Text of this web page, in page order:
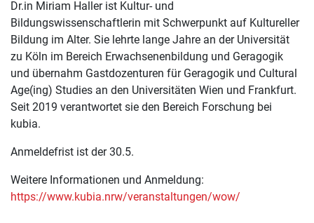
Dr.in Miriam Haller ist Kultur- und
Bildungswissenschaftlerin mit Schwerpunkt auf Kultureller
Bildung im Alter. Sie lehrte lange Jahre an der Universität
zu Köln im Bereich Erwachsenenbildung und Geragogik
und übernahm Gastdozenturen für Geragogik und Cultural
Age(ing) Studies an den Universitäten Wien und Frankfurt.
Seit 2019 verantwortet sie den Bereich Forschung bei
kubia.
Anmeldefrist ist der 30.5.
Weitere Informationen und Anmeldung:
https://www.kubia.nrw/veranstaltungen/wow/